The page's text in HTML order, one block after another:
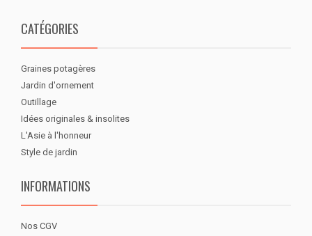
CATÉGORIES
Graines potagères
Jardin d'ornement
Outillage
Idées originales & insolites
L'Asie à l'honneur
Style de jardin
INFORMATIONS
Nos CGV